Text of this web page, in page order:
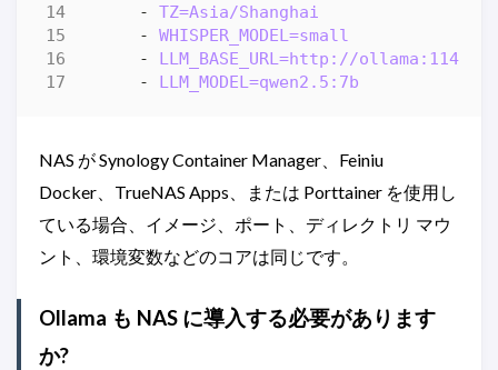
- TZ=Asia/Shanghai
- WHISPER_MODEL=small
- LLM_BASE_URL=http://ollama:11434
- LLM_MODEL=qwen2.5:7b
NAS が Synology Container Manager、Feiniu
Docker、TrueNAS Apps、または Porttainer を使用し
ている場合、イメージ、ポート、ディレクトリ マウ
ント、環境変数などのコアは同じです。
Ollama も NAS に導入する必要があります
か?